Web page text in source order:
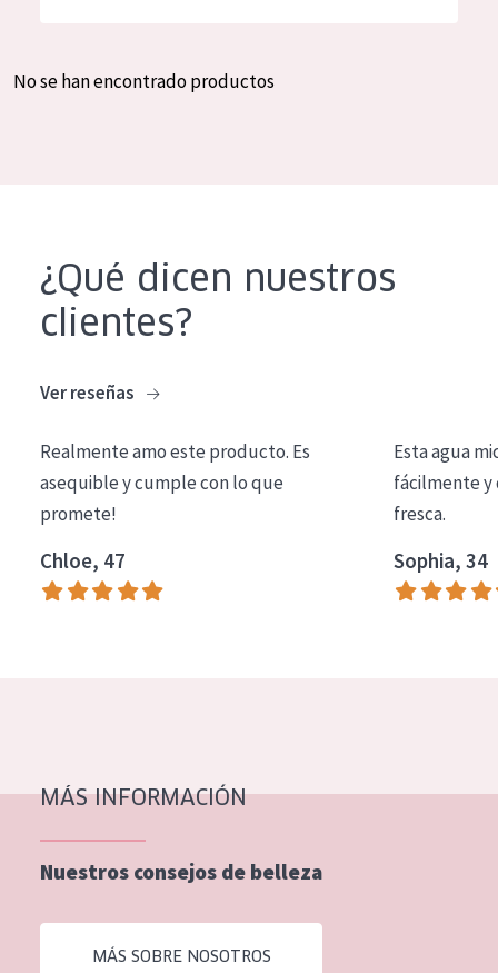
Crema de día
Crema de noche
Limpieza
COLECCIÓN
Essentials
Lift+
Piel normal y seca
Piel mixata o grasa
Piel madura
Piel expuesta al sol
Piel menopáusica
Spanish
No se han encontrado productos
¿Qué dicen nuestros
clientes?
Ver reseñas
Realmente amo este producto. Es
asequible y cumple con lo que
promete!
Chloe, 47
Esta agua
fácilmente y
fresca.
Sophia, 34
MÁS INFORMACIÓN
Nuestros consejos de belleza
MÁS SOBRE NOSOTROS